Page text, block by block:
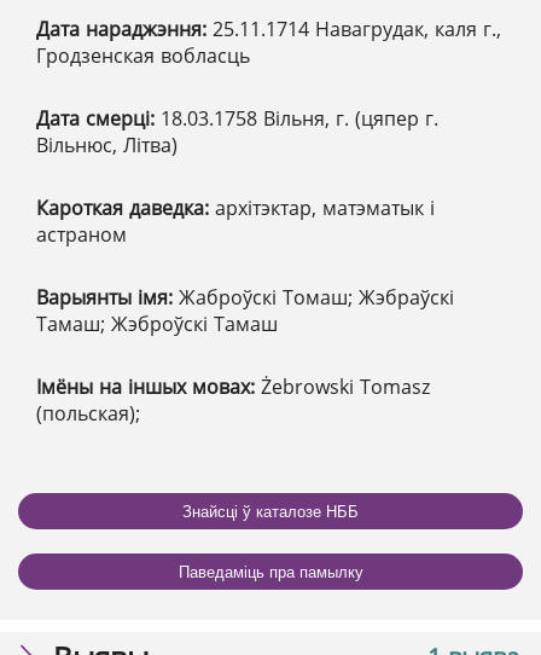
Дата нараджэння: 25.11.1714 Навагрудак, каля г.,
Гродзенская вобласць
Дата смерці: 18.03.1758 Вільня, г. (цяпер г.
Вільнюс, Літва)
Кароткая даведка: архітэктар, матэматык і
астраном
Варыянты імя: Жаброўскі Томаш; Жэбраўскі
Тамаш; Жэброўскі Тамаш
Імёны на іншых мовах: Żebrowski Tomasz
(польская);
Знайсці ў каталозе НББ
Паведаміць пра памылку